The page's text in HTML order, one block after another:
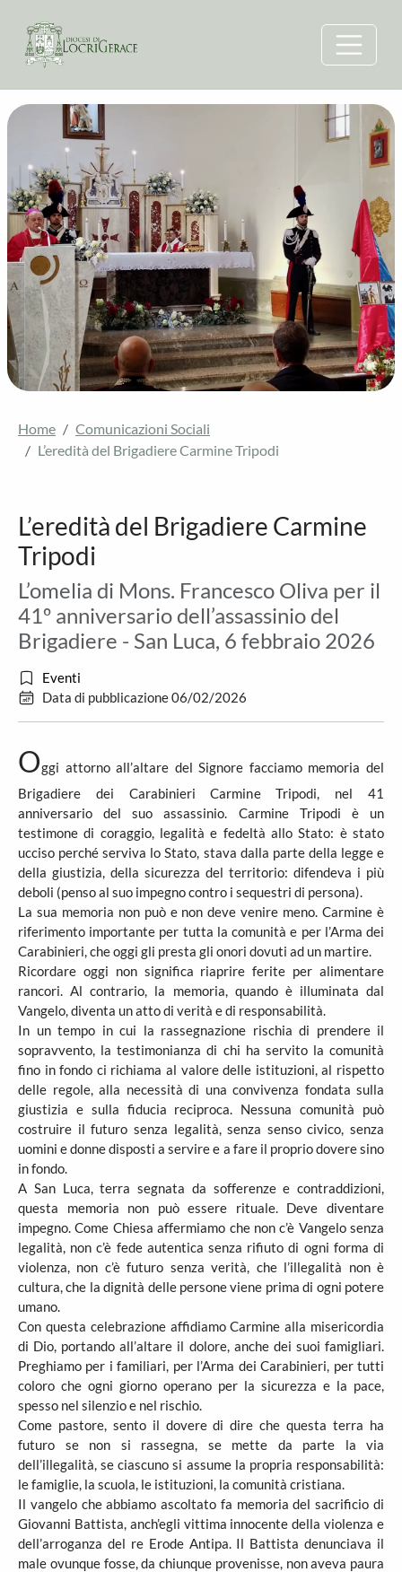
Home
Comunicazioni Sociali
L’eredità del Brigadiere Carmine Tripodi
L’eredità del Brigadiere Carmine
Tripodi
L’omelia di Mons. Francesco Oliva per il
41º anniversario dell’assassinio del
Brigadiere - San Luca, 6 febbraio 2026
Eventi
Data di pubblicazione 06/02/2026
Oggi attorno all’altare del Signore facciamo memoria del
Brigadiere dei Carabinieri Carmine Tripodi, nel 41
anniversario del suo assassinio. Carmine Tripodi è un
testimone di coraggio, legalità e fedeltà allo Stato: è stato
ucciso perché serviva lo Stato, stava dalla parte della legge e
della giustizia, della sicurezza del territorio: difendeva i più
deboli (penso al suo impegno contro i sequestri di persona).
La sua memoria non può e non deve venire meno. Carmine è
riferimento importante per tutta la comunità e per l’Arma dei
Carabinieri, che oggi gli presta gli onori dovuti ad un martire.
Ricordare oggi non significa riaprire ferite per alimentare
rancori. Al contrario, la memoria, quando è illuminata dal
Vangelo, diventa un atto di verità e di responsabilità.
In un tempo in cui la rassegnazione rischia di prendere il
sopravvento, la testimonianza di chi ha servito la comunità
fino in fondo ci richiama al valore delle istituzioni, al rispetto
delle regole, alla necessità di una convivenza fondata sulla
giustizia e sulla fiducia reciproca. Nessuna comunità può
costruire il futuro senza legalità, senza senso civico, senza
uomini e donne disposti a servire e a fare il proprio dovere sino
in fondo.
A San Luca, terra segnata da sofferenze e contraddizioni,
questa memoria non può essere rituale. Deve diventare
impegno. Come Chiesa affermiamo che non c’è Vangelo senza
legalità, non c’è fede autentica senza rifiuto di ogni forma di
violenza, non c’è futuro senza verità, che l’illegalità non è
cultura, che la dignità delle persone viene prima di ogni potere
umano.
Con questa celebrazione affidiamo Carmine alla misericordia
di Dio, portando all’altare il dolore, anche dei suoi famigliari.
Preghiamo per i familiari, per l’Arma dei Carabinieri, per tutti
coloro che ogni giorno operano per la sicurezza e la pace,
spesso nel silenzio e nel rischio.
Come pastore, sento il dovere di dire che questa terra ha
futuro se non si rassegna, se mette da parte la via
dell’illegalità, se ciascuno si assume la propria responsabilità:
le famiglie, la scuola, le istituzioni, la comunità cristiana.
Il vangelo che abbiamo ascoltato fa memoria del sacrificio di
Giovanni Battista, anch’egli vittima innocente della violenza e
dell’arroganza del re Erode Antipa. Il Battista denunciava il
male ovunque fosse, da chiunque provenisse, non aveva paura